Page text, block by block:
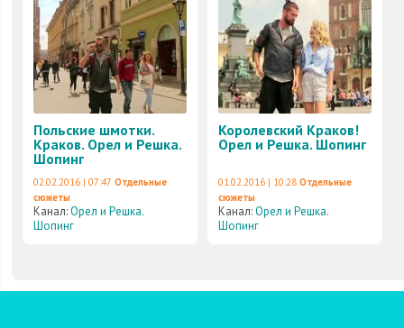
Польские шмотки.
Краков. Орел и Решка.
Шопинг
02.02.2016 | 07:47 Отдельные
сюжеты
Канал:Орел и Решка.
Шопинг
Королевский Краков!
Орел и Решка. Шопинг
01.02.2016 | 10:28 Отдельные
сюжеты
Канал:Орел и Решка.
Шопинг